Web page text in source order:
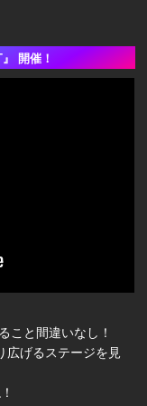
開催！
こと間違いなし！
広げるステージを見